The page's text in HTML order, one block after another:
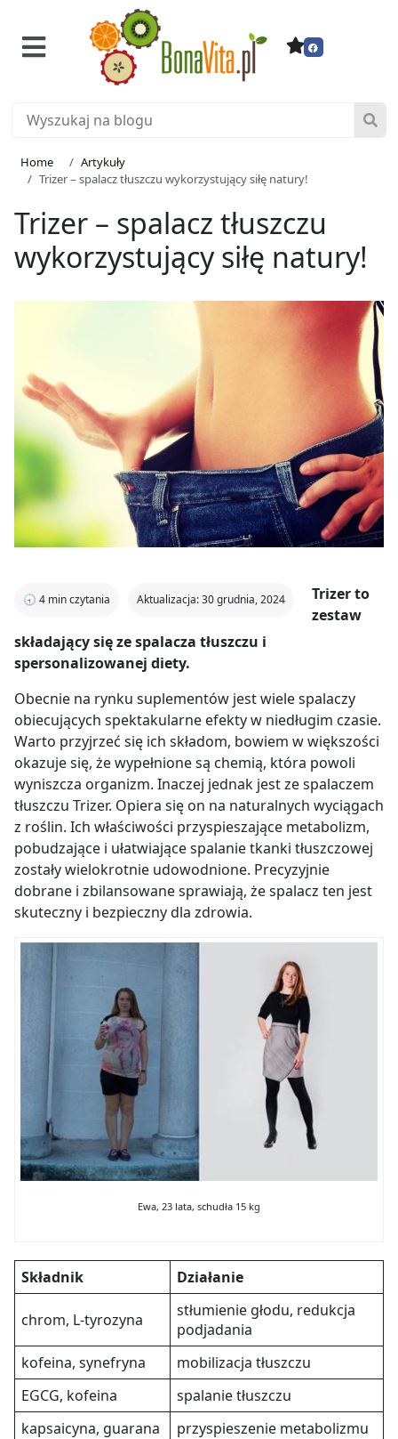
Home
Artykuły
Trizer – spalacz tłuszczu wykorzystujący siłę natury!
Trizer – spalacz tłuszczu
wykorzystujący siłę natury!
🕣 4 min czytania Aktualizacja: 30 grudnia, 2024
Trizer to
zestaw
składający się ze spalacza tłuszczu i
spersonalizowanej diety.
Obecnie na rynku suplementów jest wiele spalaczy
obiecujących spektakularne efekty w niedługim czasie.
Warto przyjrzeć się ich składom, bowiem w większości
okazuje się, że wypełnione są chemią, która powoli
wyniszcza organizm. Inaczej jednak jest ze spalaczem
tłuszczu Trizer. Opiera się on na naturalnych wyciągach
z roślin. Ich właściwości przyspieszające metabolizm,
pobudzające i ułatwiające spalanie tkanki tłuszczowej
zostały wielokrotnie udowodnione. Precyzyjnie
dobrane i zbilansowane sprawiają, że spalacz ten jest
skuteczny i bezpieczny dla zdrowia.
Ewa, 23 lata, schudła 15 kg
Składnik Działanie
chrom, L-tyrozyna
stłumienie głodu, redukcja
podjadania
kofeina, synefryna
mobilizacja tłuszczu
EGCG, kofeina
spalanie tłuszczu
kapsaicyna, guarana
przyspieszenie metabolizmu